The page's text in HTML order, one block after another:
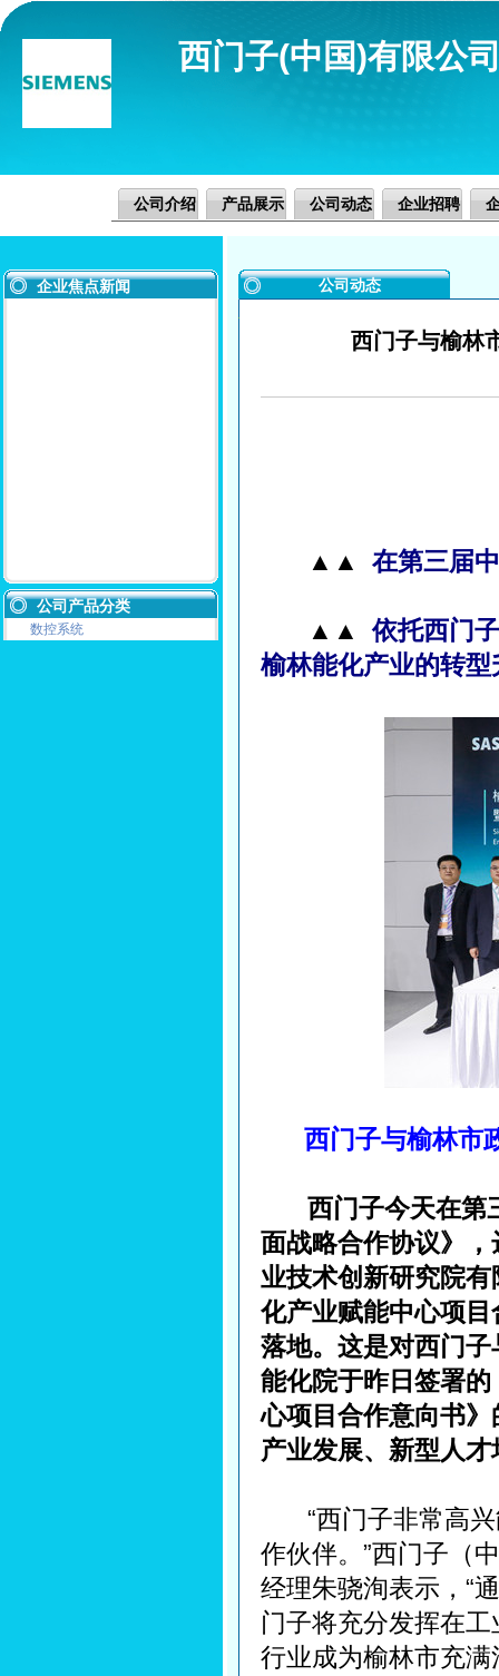
西门子(中国)有限公
公司介绍 产品展示 公司动态 企业招聘
企业焦点新闻
公司产品分类
数控系统
公司动态
西门子与榆林
▲▲ 在第三届
▲▲依托西门
榆林能化产业的转
西门子与榆林市
西门子今天在第
面战略合作协议》
业技术创新研究院
化产业赋能中心项
落地。这是对西门
能化院于昨日签署
心项目合作意向书
产业发展、新型人
“西门子非常高兴
作伙伴。”西门子（
经理朱骁洵表示，“
门子将充分发挥在
行业成为榆林市充